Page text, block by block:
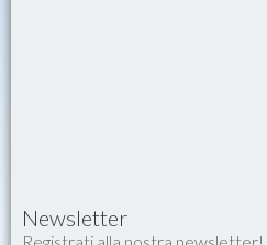
Newsletter